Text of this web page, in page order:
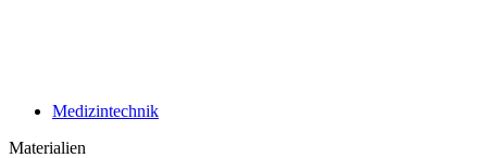
Medizintechnik
Materialien